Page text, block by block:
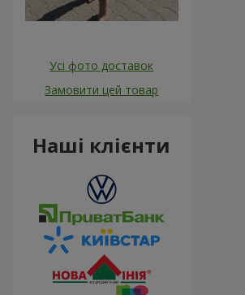
Усі фото доставок
Замовити цей товар
Наші клієнти